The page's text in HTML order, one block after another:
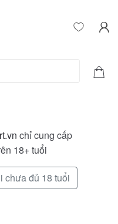
chỉ cung cấp
18+ tuổi
chưa đủ 18 tuổi